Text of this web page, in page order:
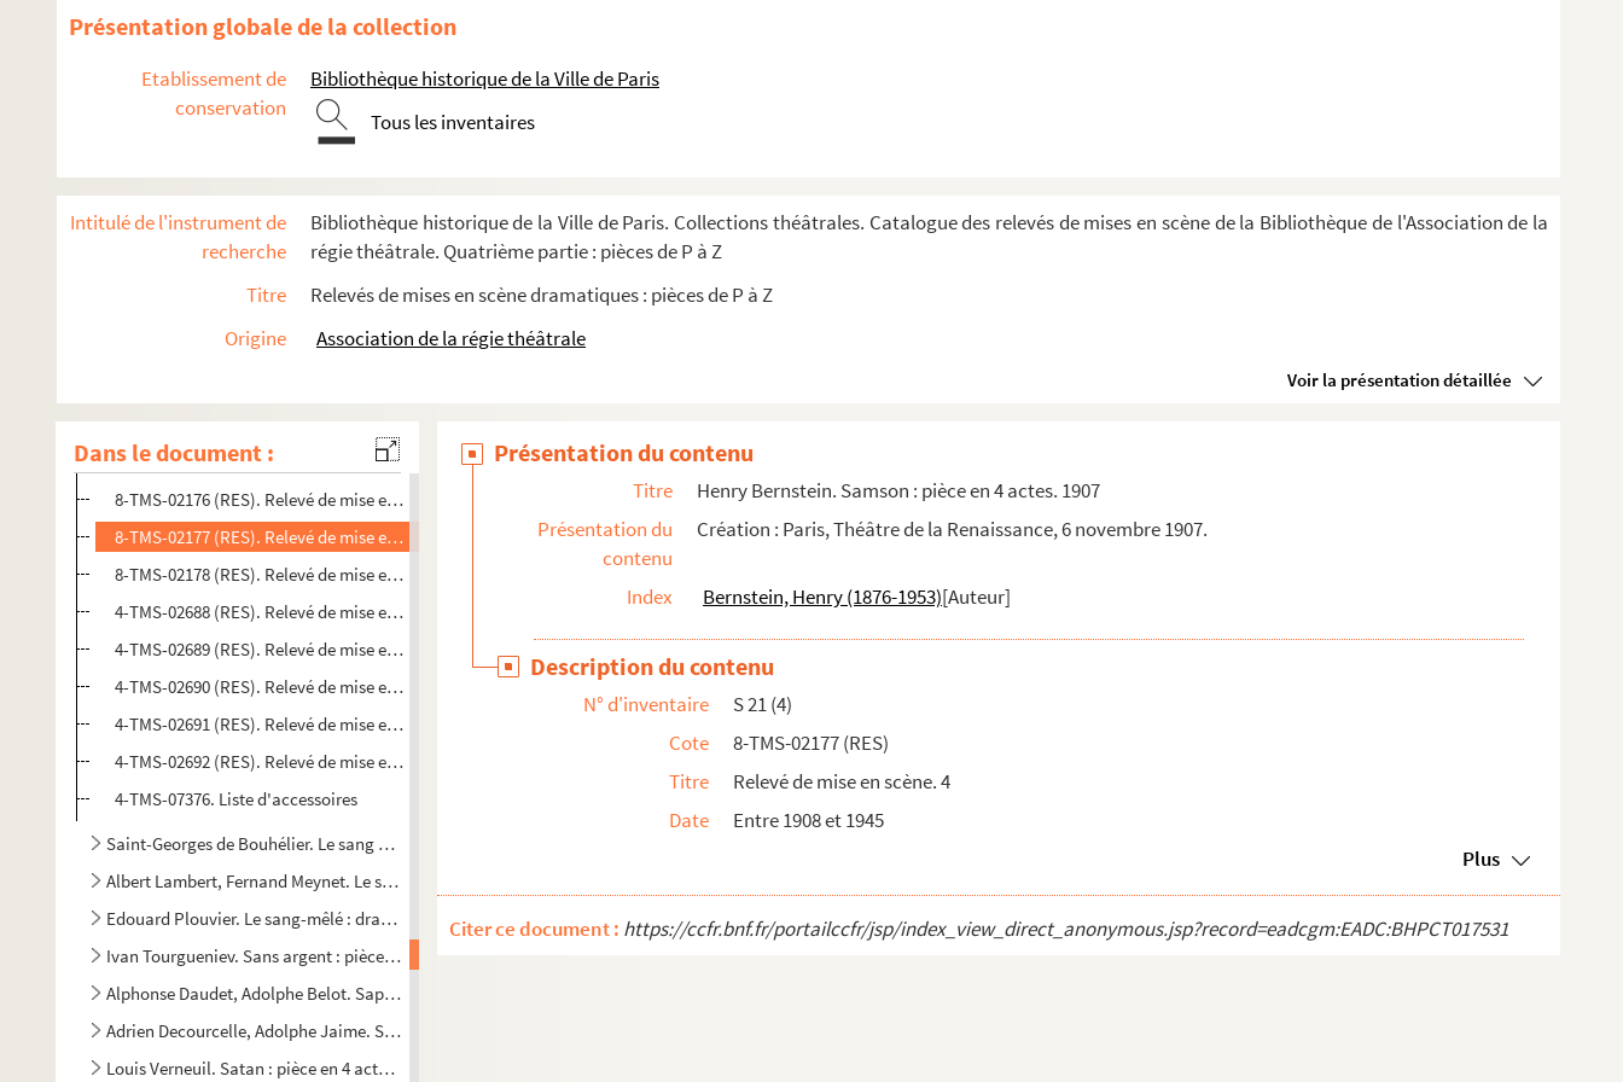
Présentation globale de la collection
Etablissement de
conservation
Bibliothèque historique de la Ville de Paris
Tous les inventaires
Intitulé de l'instrument de
recherche
Bibliothèque historique de la Ville de Paris. Collections théâtrales. Catalogue des relevés de mises en scène de la Bibliothèque de l'Association de la
régie théâtrale. Quatrième partie : pièces de P à Z
Titre
Relevés de mises en scène dramatiques : pièces de P à Z
Origine
Association de la régie théâtrale
Voir la présentation détaillée
Dans le document :
Gaston Devore. La sacrifiée : pièce en 3 actes. 1907
Lucien Descaves, Fernand Nozière. La saignée (1870-1871) : drame en 5 actes et 7 tableaux. 1913
Claude-André Puget. Le Saint-Bernard : comédie en 5 actes. 1946
France Darget. Sainte Odile d'Alsace : légende en 3 actes, en vers. 1920
Edmond Sée. Saison d'amour : comédie en 3 actes. 1918
Saint-Granier, Paul Briquet. Le saladier du Pape, vaudeville. 1926
Françoise Dorin. Un sale égoïste : pièce en 4 actes. 1970
Raymond Queneau. Sally Mara. Adaptation de Jean-Jacques Bellot. 1983
4-TMS-02686 (RES). Relevé de mise en scène. 1
4-TMS-02687 (RES). Relevé de mise en scène. 2
8-TMS-02176 (RES). Relevé de mise en scène. 3
8-TMS-02177 (RES). Relevé de mise en scène. 4
8-TMS-02178 (RES). Relevé de mise en scène. 5. Mise en scène de la reprise de 1913 au Théâtre du Gymnase
4-TMS-02688 (RES). Relevé de mise en scène. 6
4-TMS-02689 (RES). Relevé de mise en scène. 7
4-TMS-02690 (RES). Relevé de mise en scène. 8
4-TMS-02691 (RES). Relevé de mise en scène. 9
4-TMS-02692 (RES). Relevé de mise en scène. 10
4-TMS-07376. Liste d'accessoires
Saint-Georges de Bouhélier. Le sang de Danton : pièce en 3 actes et 25 tableaux. 1931
Albert Lambert, Fernand Meynet. Le sang français : drame en 5 actes et 7 tableaux. 1911
Edouard Plouvier. Le sang-mêlé : drame en 5 actes. 1858
Ivan Tourgueniev. Sans argent : pièce en 1 acte. Traduction de Georges Daniel. vers 1964
Alphonse Daudet, Adolphe Belot. Sapho : pièce en 3 actes et 5 tableaux. 1885
Adrien Decourcelle, Adolphe Jaime. Sarah la créole : drame en 5 actes. 1852
Louis Verneuil. Satan : pièce en 4 actes. 1927
Présentation du contenu
Titre
Henry Bernstein. Samson : pièce en 4 actes. 1907
Présentation du
contenu
Création : Paris, Théâtre de la Renaissance, 6 novembre 1907.
Index Bernstein, Henry (1876-1953)[Auteur]
Description du contenu
N° d'inventaire
S 21 (4)
Cote
8-TMS-02177 (RES)
Titre
Relevé de mise en scène. 4
Date
Entre 1908 et 1945
Plus
Citer ce document : https://ccfr.bnf.fr/portailccfr/jsp/index_view_direct_anonymous.jsp?record=eadcgm:EADC:BHPCT017531